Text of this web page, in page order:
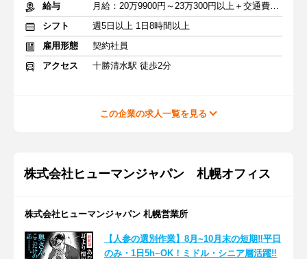
給与
月給：20万9900円～23万300円以上＋交通費＋職務手当
シフト
週5日以上 1日8時間以上
雇用形態
契約社員
アクセス
十勝清水駅 徒歩2分
この企業の求人一覧を見る
株式会社ヒューマンジャパン 札幌オフィス
株式会社ヒューマンジャパン 札幌営業所
【人参の選別作業】8月~10月末の短期‼平日
のみ・1日5h~OK！ミドル・シニア層活躍‼